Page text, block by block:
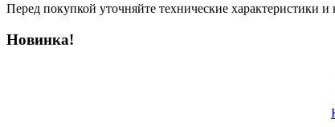
Перед покупкой уточняйте технические характеристики
Новинка!